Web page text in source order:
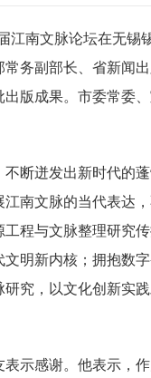
文脉论坛在无锡
务副部长、省新闻
版成果。市委常委
迸发出新时代的
南文脉的当代表达
程与文脉整理研究
明新内核；拥抱数
究，以文化创新实
感谢。他表示，